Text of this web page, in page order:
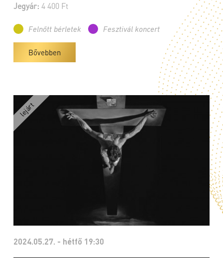
Jegyár: 4 400 Ft
Felnőtt bérletek Fesztivál koncert
Bővebben
2024.05.27. - hétfő 19:30